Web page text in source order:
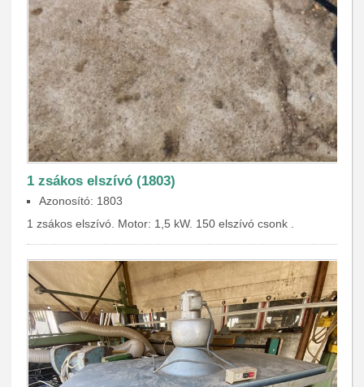
1 zsákos elszívó (1803)
Azonosító: 1803
1 zsákos elszívó. Motor: 1,5 kW. 150 elszívó csonk .